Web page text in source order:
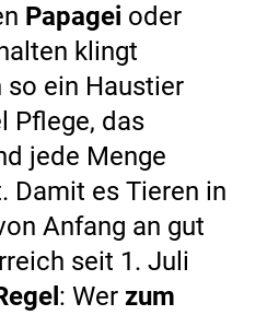
Papagei oder
klingt
so ein Haustier
Pflege, das
jede Menge
Damit es Tieren in
Anfang an gut
seit 1. Juli
: Wer zum